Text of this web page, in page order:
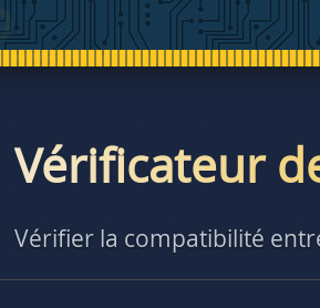
Vérificateur
Vérifier la compatibilité